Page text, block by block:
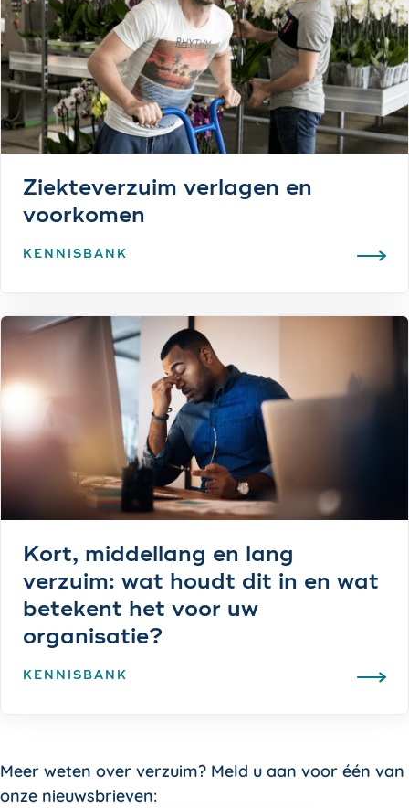
Ziekteverzuim verlagen en
voorkomen
KENNISBANK
Kort, middellang en lang
verzuim: wat houdt dit in en wat
betekent het voor uw
organisatie?
KENNISBANK
Meer weten over verzuim? Meld u aan voor één van
onze nieuwsbrieven: